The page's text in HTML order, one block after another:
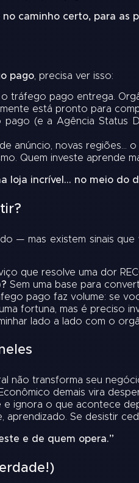
caminho certo, para as
pago , precisa ver isso:
o tráfego pago entrega.
está pronto para
(e a Agência Status
anúncio, novas regiões…
Quem investe aprende
loja incrível… no meio do
— mas existem sinais
que resolve uma dor
Sem uma base para
pago faz volume: se
fortuna, mas é preciso
lado a lado com o
não transforma seu
demais vira
ignora o que acontece
aprendizado. Se desistir
e de quem opera.”